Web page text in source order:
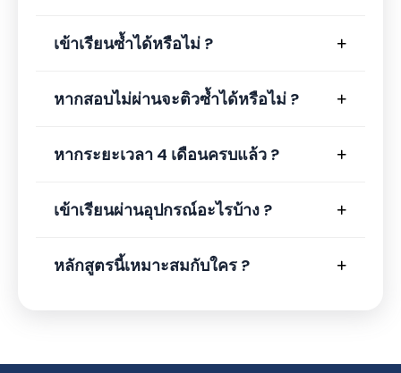
เข้าเรียนซ้ำได้หรือไม่ ?
หากสอบไม่ผ่านจะติวซ้ำได้หรือไม่ ?
หากระยะเวลา 4 เดือนครบแล้ว ?
เข้าเรียนผ่านอุปกรณ์อะไรบ้าง ?
หลักสูตรนี้เหมาะสมกับใคร ?